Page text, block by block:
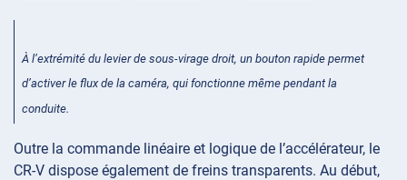
À l’extrémité du levier de sous-virage droit, un bouton rapide permet
d’activer le flux de la caméra, qui fonctionne même pendant la
conduite.
Outre la commande linéaire et logique de l’accélérateur, le
CR-V dispose également de freins transparents. Au début,